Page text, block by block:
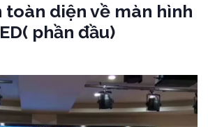
toàn diện về màn hình
phần đầu)